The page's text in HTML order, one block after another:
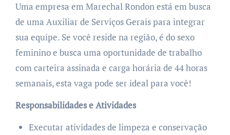
Uma empresa em Marechal Rondon está em busca
de uma Auxiliar de Serviços Gerais para integrar
sua equipe. Se você reside na região, é do sexo
feminino e busca uma oportunidade de trabalho
com carteira assinada e carga horária de 44 horas
semanais, esta vaga pode ser ideal para você!
Responsabilidades e Atividades
Executar atividades de limpeza e conservação